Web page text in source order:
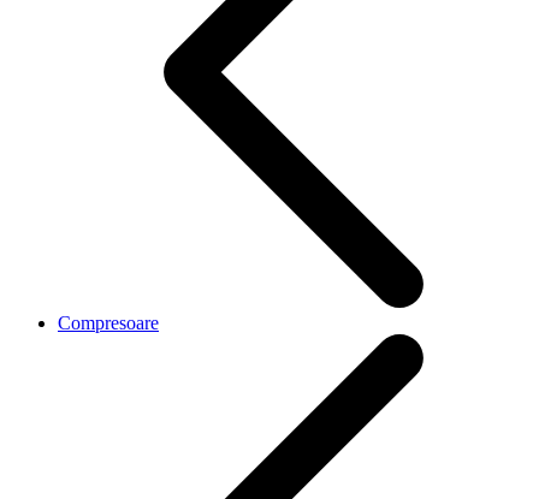
Compresoare